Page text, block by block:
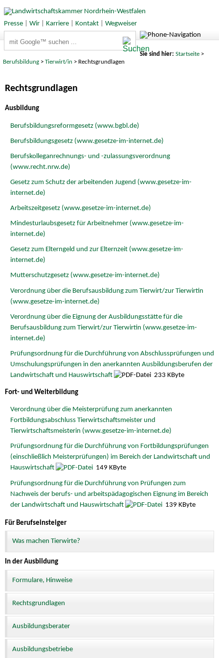
Presse| Wir| Karriere| Kontakt| Wegweiser
Sie sind hier: Startseite>
Berufsbildung >Tierwirt/in > Rechtsgrundlagen
Rechtsgrundlagen
Ausbildung
Berufsbildungsreformgesetz (www.bgbl.de)
Berufsbildungsgesetz (www.gesetze-im-internet.de)
Berufskolleganrechnungs- und -zulassungsverordnung
(www.recht.nrw.de)
Gesetz zum Schutz der arbeitenden Jugend (www.gesetze-im-
internet.de)
Arbeitszeitgesetz (www.gesetze-im-internet.de)
Mindesturlaubsgesetz für Arbeitnehmer (www.gesetze-im-
internet.de)
Gesetz zum Elterngeld und zur Elternzeit (www.gesetze-im-
internet.de)
Mutterschutzgesetz (www.gesetze-im-internet.de)
Verordnung über die Berufsausbildung zum Tierwirt/zur Tierwirtin
(www.gesetze-im-internet.de)
Verordnung über die Eignung der Ausbildungsstätte für die
Berufsausbildung zum Tierwirt/zur Tierwirtin (www.gesetze-im-
internet.de)
Prüfungsordnung für die Durchführung von Abschlussprüfungen und
Umschulungsprüfungen in den anerkannten Ausbildungsberufen der
Landwirtschaft und Hauswirtschaft
233 KByte
Fort- und Weiterbildung
Verordnung über die Meisterprüfung zum anerkannten
Fortbildungsabschluss Tierwirtschaftsmeister und
Tierwirtschaftsmeisterin (www.gesetze-im-internet.de)
Prüfungsordnung für die Durchführung von Fortbildungsprüfungen
(einschließlich Meisterprüfungen) im Bereich der Landwirtschaft und
Hauswirtschaft
149 KByte
Prüfungsordnung für die Durchführung von Prüfungen zum
Nachweis der berufs- und arbeitspädagogischen Eignung im Bereich
der Landwirtschaft und Hauswirtschaft
139 KByte
Für Berufseinsteiger
Was machen Tierwirte?
In der Ausbildung
Formulare, Hinweise
Rechtsgrundlagen
Ausbildungsberater
Ausbildungsbetriebe